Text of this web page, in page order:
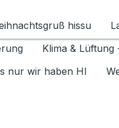
1.6.2026 umschalten
hissu
Klima & Lüftung
nur wir haben HI